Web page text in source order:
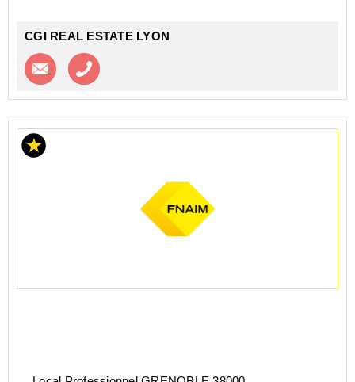
CGI REAL ESTATE LYON
Contacter l'agence